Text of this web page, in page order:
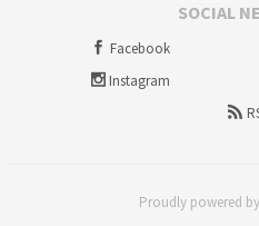
SOCIAL
Facebook
Instagram
Proudly powered